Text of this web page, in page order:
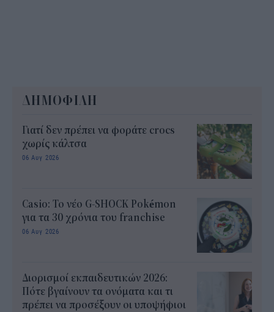
ΔΗΜΟΦΙΛΗ
Γιατί δεν πρέπει να φοράτε crocs
χωρίς κάλτσα
06 Αυγ 2026
Casio: Το νέο G-SHOCK Pokémon
για τα 30 χρόνια του franchise
06 Αυγ 2026
Διορισμοί εκπαιδευτικών 2026:
Πότε βγαίνουν τα ονόματα και τι
πρέπει να προσέξουν οι υποψήφιοι